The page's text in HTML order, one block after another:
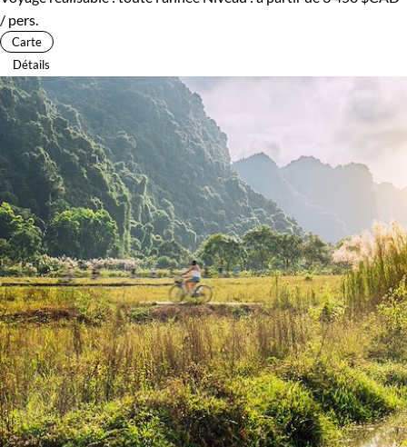
/ pers.
Carte
Détails